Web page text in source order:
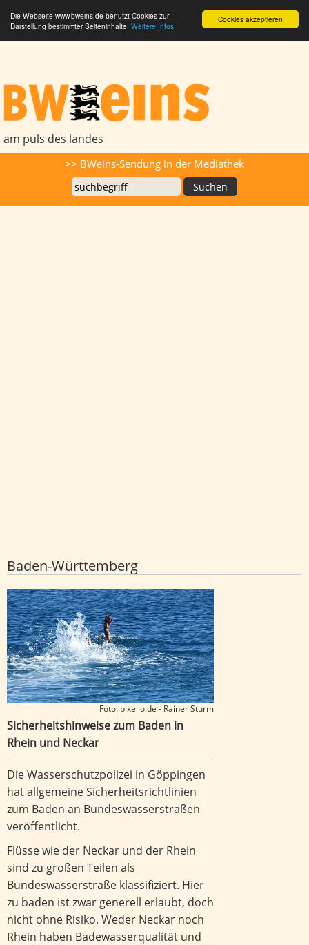
Cookies akzeptieren
Die Webseite www.bweins.de benutzt Cookies zur
Darstellung bestimmter Seiteninhalte. Weitere Infos
am puls des landes
>> BWeins-Sendung in der Mediathek
Baden-Württemberg
Sicherheitshinweise zum Baden in
Rhein und Neckar
Foto: pixelio.de - Rainer Sturm
Sicherheitshinweise zum Baden in
Rhein und Neckar
Die Wasserschutzpolizei in Göppingen
hat allgemeine Sicherheitsrichtlinien
zum Baden an Bundeswasserstraßen
veröffentlicht.
Flüsse wie der Neckar und der Rhein
sind zu großen Teilen als
Bundeswasserstraße klassifiziert. Hier
zu baden ist zwar generell erlaubt, doch
nicht ohne Risiko. Weder Neckar noch
Rhein haben Badewasserqualität und